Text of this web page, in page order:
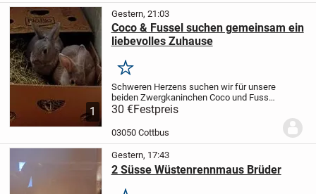
1
Gestern, 21:03
Coco & Fussel suchen gemeinsam ein
liebevolles Zuhause
Merken
Schweren Herzens suchen wir für unsere
beiden Zwergkaninchen Coco und Fussel
gemeinsam ein liebevolles Zuhause.
Coco ist eine grau-braune Häsin.
ist eine grau-silberne Häsin.
30 €Festpreis
03050 Cottbus
Gestern, 17:43
2 Süsse Wüstenrennmaus Brüder